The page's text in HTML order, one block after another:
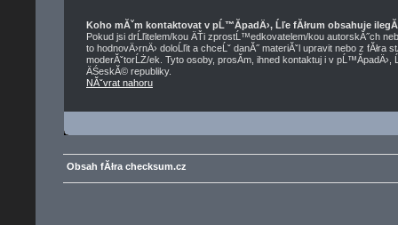
Koho mĂˇm kontaktovat v pĹ™Ă­padÄ›, Ĺľe fĂłrum obsahuje
Pokud jsi drĹľitelem/kou ÄŤi zprostĹ™edkovatelem/kou autorskĂ˝ch
to hodnovÄ›rnÄ› doloĹľit a chceĹˇ danĂ˝ materiĂˇl upravit nebo z
moderĂˇtorĹŻ/ek. Tyto osoby, prosĂ­m, ihned kontaktuj i v pĹ™Ă­padÄ›,
ÄŚeskĂ© republiky.
NĂˇvrat nahoru
Obsah fĂłra checksum.cz